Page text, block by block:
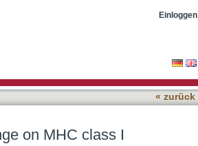
Einloggen
« zurück
on MHC class I